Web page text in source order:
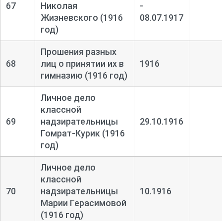
67
Николая
Жизневского (1916
год)
-
08.07.1917
68
Прошения разных
лиц о принятии их в
гимназию (1916 год)
1916
69
Личное дело
классной
надзирательницы
Гомрат-Курик (1916
год)
29.10.1916
70
Личное дело
классной
надзирательницы
Марии Герасимовой
(1916 год)
10.1916